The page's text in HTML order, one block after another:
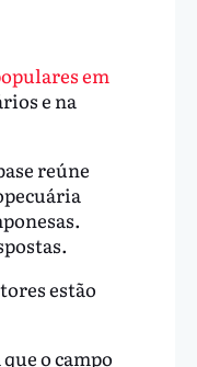
em
e na
reúne
estão
o campo